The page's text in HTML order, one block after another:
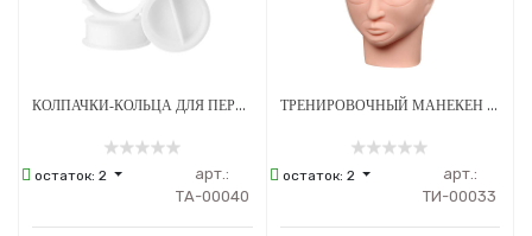
КОЛПАЧКИ-КОЛЬЦА ДЛЯ ПЕРМАНЕНТНОГО МАКИЯЖА С РАЗДЕЛИТЕЛЕМ 15 Х 6 ММ - 100 ШТ
остаток:2
арт.:
ТА-00040
ТРЕНИРОВОЧНЫЙ МАНЕКЕН ДЛЯ ПЕРМАНЕНТНОГО МАКИЯЖА
остаток: 2
арт.:
ТИ-00033